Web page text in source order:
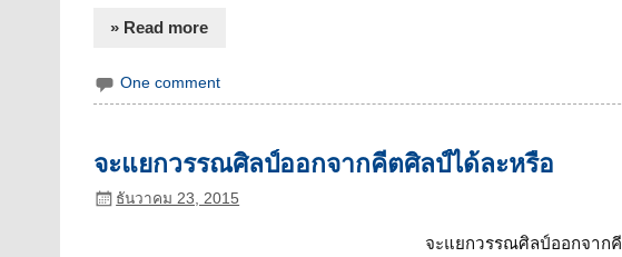
» Read more
One comment
จะแยกวรรณศิลป์ออกจากคีตศิลป์ได้ละหรือ
ธันวาคม 23, 2015
จะแยกวรรณศิลป์ออกจาก